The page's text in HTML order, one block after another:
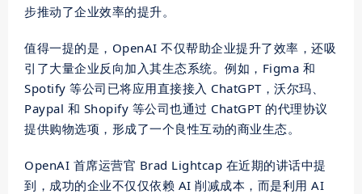
步推动了企业效率的提升。
值得一提的是，OpenAI 不仅帮助企业提升了效率，还吸
引了大量企业反向加入其生态系统。例如，Figma 和
Spotify 等公司已将应用直接接入 ChatGPT，沃尔玛、
Paypal 和 Shopify 等公司也通过 ChatGPT 的代理协议
提供购物选项，形成了一个良性互动的商业生态。
OpenAI 首席运营官 Brad Lightcap 在近期的讲话中提
到，成功的企业不仅仅依赖 AI 削减成本，而是利用 AI